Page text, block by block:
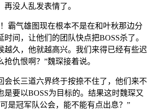
没人乱发表情了。
霸气雄图现在根本不是在和叶秋那边分
间，让他们的团队快点把BOSS杀了。
越久，他就越高兴。我们来得已经有些迟
仇恨啊？”魏琛接着说。
会长三道六界终于按捺不住了，他们来不
是要以BOSS为目标的。结果这时魏琛又
是冠军队公会，能不能有点出息？”